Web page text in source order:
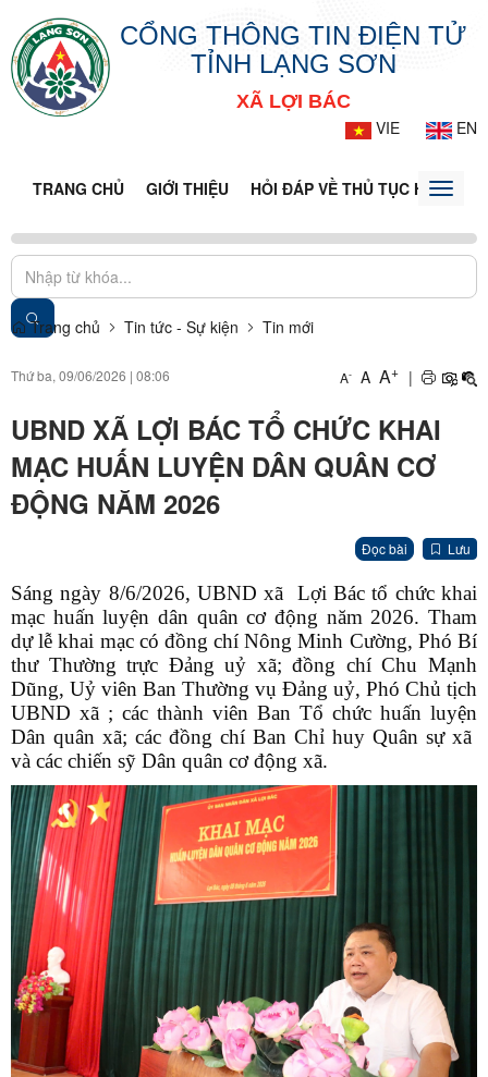
CỔNG THÔNG TIN ĐIỆN TỬ
TỈNH LẠNG SƠN
XÃ LỢI BÁC
VIE
EN
TRANG CHỦ GIỚI THIỆU HỎI ĐÁP VỀ THỦ TỤC HÀNHToggle
Trang chủ Tin tức - Sự kiện Tin mới
Thứ ba, 09/06/2026 | 08:06 A- A A+ |
UBND XÃ LỢI BÁC TỔ CHỨC KHAI
MẠC HUẤN LUYỆN DÂN QUÂN CƠ
ĐỘNG NĂM 2026
Đọc bài Lưu
Sáng ngày 8/6/2026, UBND xã Lợi Bác tổ chức khai
mạc huấn luyện dân quân cơ động năm 2026. Tham
dự lễ khai mạc có đồng chí Nông Minh Cường, Phó Bí
thư Thường trực Đảng uỷ xã; đồng chí Chu Mạnh
Dũng, Uỷ viên Ban Thường vụ Đảng uỷ, Phó Chủ tịch
UBND xã ; các thành viên Ban Tổ chức huấn luyện
Dân quân xã; các đồng chí Ban Chỉ huy Quân sự xã
và các chiến sỹ Dân quân cơ động xã.